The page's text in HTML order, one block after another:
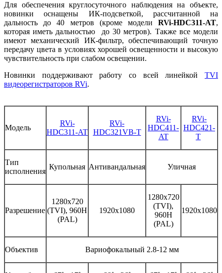
Для обеспечения круглосуточного наблюдения на объекте,
новинки оснащены ИК-подсветкой, рассчитанной на
дальность до 40 метров (кроме модели RVi-HDC311-AT,
которая иметь дальностью до 30 метров). Также все модели
имеют механический ИК-фильтр, обеспечивающий точную
передачу цвета в условиях хорошей освещенности и высокую
чувствительность при слабом освещении.
Новинки поддерживают работу со всей линейкой TVI
видеорегистраторов RVi.
Модель
RVi-
HDC311-AT
RVi-
HDC321VB-T
RVi-
HDC411-
AT
RVi-
HDC421-
T
Тип
исполнения
Купольная Антивандальная Уличная
Разрешение
1280х720
(TVI), 960H
(PAL)
1920х1080
1280х720
(TVI),
960H
(PAL)
1920х1080
Объектив Вариофокальный 2.8-12 мм